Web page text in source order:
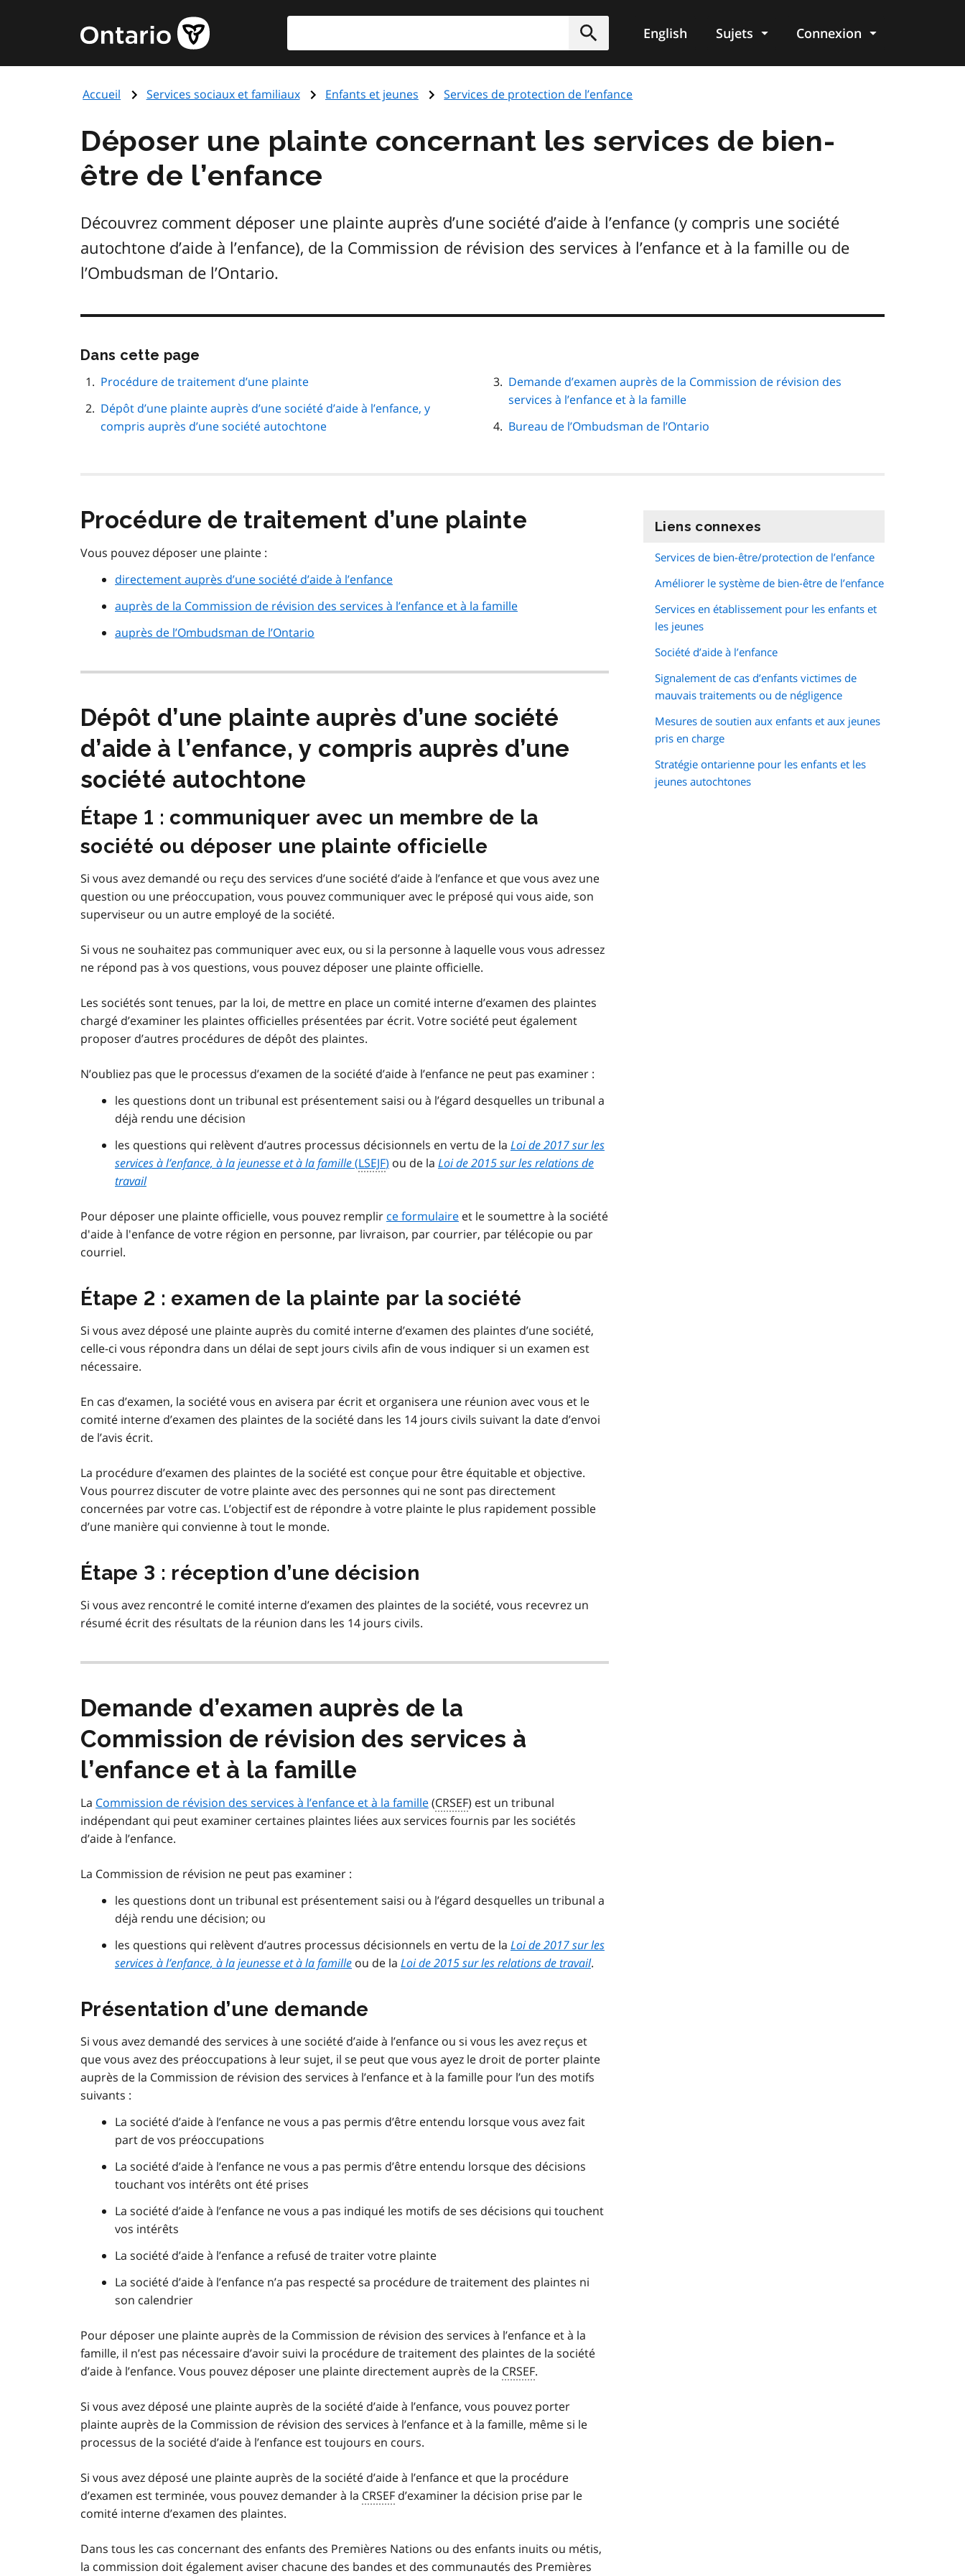
principal
Page
d'accueil
de
Soumettre
English Sujets Connexion
Accueil Services sociaux et familiaux Enfants et jeunes Services de protection de l’enfance
Déposer une plainte concernant les services de bien-
être de l’enfance
Découvrez comment déposer une plainte auprès d’une société d’aide à l’enfance (y compris une société
autochtone d’aide à l’enfance), de la Commission de révision des services à l’enfance et à la famille ou de
l’Ombudsman de l’Ontario.
Dans cette page
navigation
page
Procédure de traitement d’une plainte
Dépôt d’une plainte auprès d’une société d’aide à l’enfance, y
compris auprès d’une société autochtone
Demande d’examen auprès de la Commission de révision des
services à l’enfance et à la famille
Bureau de l’Ombudsman de l’Ontario
Procédure de traitement d’une plainte
Vous pouvez déposer une plainte :
directement auprès d’une société d’aide à l’enfance
auprès de la Commission de révision des services à l’enfance et à la famille
auprès de l’Ombudsman de l’Ontario
Dépôt d’une plainte auprès d’une société
d’aide à l’enfance, y compris auprès d’une
société autochtone
Étape 1 : communiquer avec un membre de la
société ou déposer une plainte officielle
Si vous avez demandé ou reçu des services d’une société d’aide à l’enfance et que vous avez une
question ou une préoccupation, vous pouvez communiquer avec le préposé qui vous aide, son
superviseur ou un autre employé de la société.
Si vous ne souhaitez pas communiquer avec eux, ou si la personne à laquelle vous vous adressez
ne répond pas à vos questions, vous pouvez déposer une plainte officielle.
Les sociétés sont tenues, par la loi, de mettre en place un comité interne d’examen des plaintes
chargé d’examiner les plaintes officielles présentées par écrit. Votre société peut également
proposer d’autres procédures de dépôt des plaintes.
N’oubliez pas que le processus d’examen de la société d’aide à l’enfance ne peut pas examiner :
les questions dont un tribunal est présentement saisi ou à l’égard desquelles un tribunal a
déjà rendu une décision
les questions qui relèvent d’autres processus décisionnels en vertu de la Loi de 2017 sur les
services à l’enfance, à la jeunesse et à la famille(LSEJF) ou de la Loi de 2015 sur les relations de
travail
Pour déposer une plainte officielle, vous pouvez remplir ce formulaire et le soumettre à la société
d'aide à l'enfance de votre région en personne, par livraison, par courrier, par télécopie ou par
courriel.
Étape 2 : examen de la plainte par la société
Si vous avez déposé une plainte auprès du comité interne d’examen des plaintes d’une société,
celle-ci vous répondra dans un délai de sept jours civils afin de vous indiquer si un examen est
nécessaire.
En cas d’examen, la société vous en avisera par écrit et organisera une réunion avec vous et le
comité interne d’examen des plaintes de la société dans les 14 jours civils suivant la date d’envoi
de l’avis écrit.
La procédure d’examen des plaintes de la société est conçue pour être équitable et objective.
Vous pourrez discuter de votre plainte avec des personnes qui ne sont pas directement
concernées par votre cas. L’objectif est de répondre à votre plainte le plus rapidement possible
d’une manière qui convienne à tout le monde.
Étape 3 : réception d’une décision
Si vous avez rencontré le comité interne d’examen des plaintes de la société, vous recevrez un
résumé écrit des résultats de la réunion dans les 14 jours civils.
Demande d’examen auprès de la
Commission de révision des services à
l’enfance et à la famille
La Commission de révision des services à l’enfance et à la famille(CRSEF) est un tribunal
indépendant qui peut examiner certaines plaintes liées aux services fournis par les sociétés
d’aide à l’enfance.
La Commission de révision ne peut pas examiner :
les questions dont un tribunal est présentement saisi ou à l’égard desquelles un tribunal a
déjà rendu une décision; ou
les questions qui relèvent d’autres processus décisionnels en vertu de la Loi de 2017 sur les
services à l’enfance, à la jeunesse et à la famille ou de la Loi de 2015 sur les relations de travail.
Présentation d’une demande
Si vous avez demandé des services à une société d’aide à l’enfance ou si vous les avez reçus et
que vous avez des préoccupations à leur sujet, il se peut que vous ayez le droit de porter plainte
auprès de la Commission de révision des services à l’enfance et à la famille pour l’un des motifs
suivants :
La société d’aide à l’enfance ne vous a pas permis d’être entendu lorsque vous avez fait
part de vos préoccupations
La société d’aide à l’enfance ne vous a pas permis d’être entendu lorsque des décisions
touchant vos intérêts ont été prises
La société d’aide à l’enfance ne vous a pas indiqué les motifs de ses décisions qui touchent
vos intérêts
La société d’aide à l’enfance a refusé de traiter votre plainte
La société d’aide à l’enfance n’a pas respecté sa procédure de traitement des plaintes ni
son calendrier
Pour déposer une plainte auprès de la Commission de révision des services à l’enfance et à la
famille, il n’est pas nécessaire d’avoir suivi la procédure de traitement des plaintes de la société
d’aide à l’enfance. Vous pouvez déposer une plainte directement auprès de la CRSEF.
Si vous avez déposé une plainte auprès de la société d’aide à l’enfance, vous pouvez porter
plainte auprès de la Commission de révision des services à l’enfance et à la famille, même si le
processus de la société d’aide à l’enfance est toujours en cours.
Si vous avez déposé une plainte auprès de la société d’aide à l’enfance et que la procédure
d’examen est terminée, vous pouvez demander à la CRSEF d’examiner la décision prise par le
comité interne d’examen des plaintes.
Dans tous les cas concernant des enfants des Premières Nations ou des enfants inuits ou métis,
la commission doit également aviser chacune des bandes et des communautés des Premières
Liens connexes
Services de bien-être/protection de l’enfance
Améliorer le système de bien-être de l’enfance
Services en établissement pour les enfants et
les jeunes
Société d’aide à l’enfance
Signalement de cas d’enfants victimes de
mauvais traitements ou de négligence
Mesures de soutien aux enfants et aux jeunes
pris en charge
Stratégie ontarienne pour les enfants et les
jeunes autochtones